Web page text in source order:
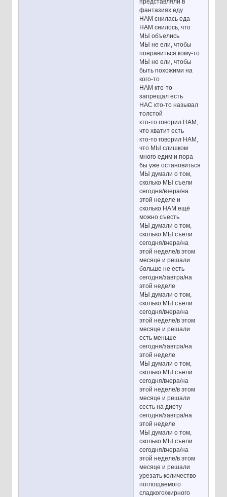
представляли в
фантазиях еду
НАМ снилась еда
НАМ снилось, что
МЫ объелись
МЫ не ели, чтобы
понравиться кому-то
МЫ не ели, чтобы
быть похожими на
кого-то
НАМ кто-то
запрещал есть
НАС кто-то называл
толстой
кто-то говорил НАМ,
что хватит есть
кто-то говорил НАМ,
что МЫ слишком
много едим и пора
бы уже остановиться
МЫ думали о том,
сколько МЫ съели
сегодня/вчера/на
этой неделе и
сколько НАМ ещё
можно съесть
МЫ думали о том,
сколько МЫ съели
сегодня/вчера/на
этой неделе/в этом
месяце и решали
больше не есть
сегодня/завтра/на
этой неделе
МЫ думали о том,
сколько МЫ съели
сегодня/вчера/на
этой неделе/в этом
месяце и решали
есть меньше
сегодня/завтра/на
этой неделе
МЫ думали о том,
сколько МЫ съели
сегодня/вчера/на
этой неделе/в этом
месяце и решали
сесть на диету
сегодня/завтра/на
этой неделе
МЫ думали о том,
сколько МЫ съели
сегодня/вчера/на
этой неделе/в этом
месяце и решали
урезать количество
поглощаемого
сладкого/жирного